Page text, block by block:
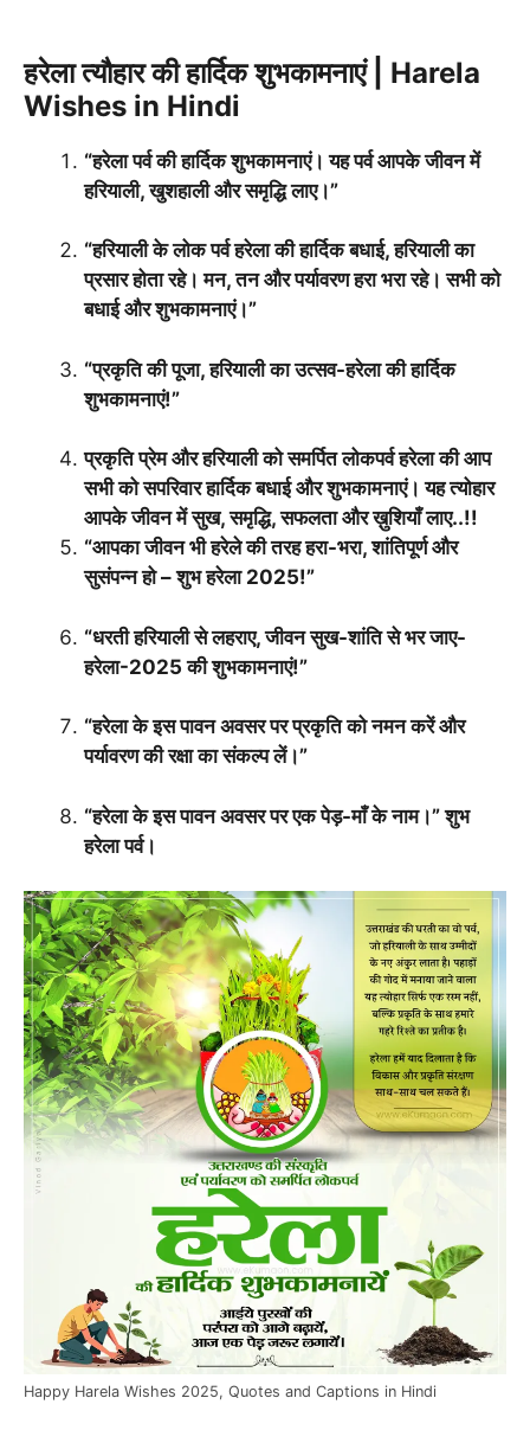
हरेला त्यौहार की हार्दिक शुभकामनाएं | Harela
Wishes in Hindi
“हरेला पर्व की हार्दिक शुभकामनाएं। यह पर्व आपके जीवन में
हरियाली, खुशहाली और समृद्धि लाए।”
“हरियाली के लोक पर्व हरेला की हार्दिक बधाई,हरियाली का
प्रसार होता रहे।मन, तन और पर्यावरण हरा भरा रहे।सभी को
बधाई और शुभकामनाएं।”
“प्रकृति की पूजा, हरियाली का उत्सव-हरेला की हार्दिक
शुभकामनाएं!”
प्रकृति प्रेम और हरियाली को समर्पित लोकपर्व हरेला की आप
सभी को सपरिवार हार्दिक बधाई और शुभकामनाएं। यह त्योहार
आपके जीवन में सुख, समृद्धि, सफलता और ख़ुशियाँ लाए..!!
“आपका जीवन भी हरेले की तरह हरा-भरा, शांतिपूर्ण और
सुसंपन्न हो – शुभ हरेला 2025!”
“धरती हरियाली से लहराए, जीवन सुख-शांति से भर जाए-
हरेला-2025 की शुभकामनाएं!”
“हरेला के इस पावन अवसर पर प्रकृति को नमन करें और
पर्यावरण की रक्षा का संकल्प लें।”
“हरेला के इस पावन अवसर पर एक पेड़-माँ के नाम।” शुभ
हरेला पर्व।
Happy Harela Wishes 2025, Quotes and Captions in Hindi